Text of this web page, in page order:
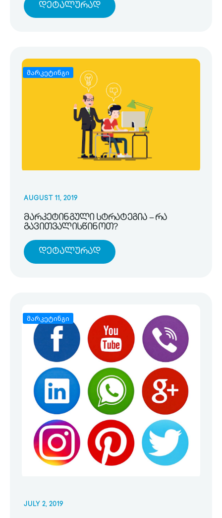
Დეტალურად
მარკეტინგი
AUGUST 11, 2019
მარკეტინგული სტრატეგია – რა
გავითვალისწინოთ?
Დეტალურად
მარკეტინგი
JULY 2, 2019